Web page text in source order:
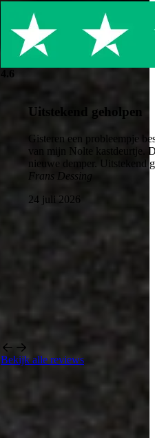
4.6
Uitstekend geholpen
Gisteren een probleempje
van mijn Nolte kastdeurtje.
nieuwe demper. Uitstekend
Frans Dessing
24 juli 2026
Bekijk alle reviews